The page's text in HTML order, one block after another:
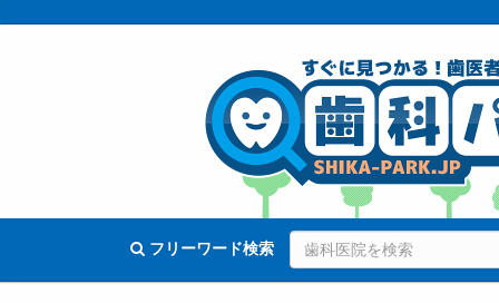
フリーワード検索